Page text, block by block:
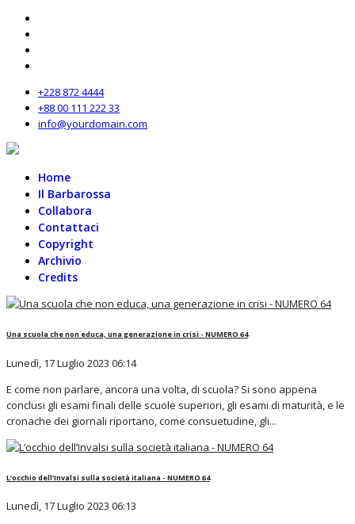
+228 872 4444
+88 00 111 222 33
info@yourdomain.com
Home
Il Barbarossa
Collabora
Contattaci
Copyright
Archivio
Credits
Una scuola che non educa, una generazione in crisi - NUMERO 64
Lunedì, 17 Luglio 2023 06:14
E come non parlare, ancora una volta, di scuola? Si sono appena
conclusi gli esami finali delle scuole superiori, gli esami di maturità, e le
cronache dei giornali riportano, come consuetudine, gli...
L’occhio dell’Invalsi sulla società italiana - NUMERO 64
Lunedì, 17 Luglio 2023 06:13